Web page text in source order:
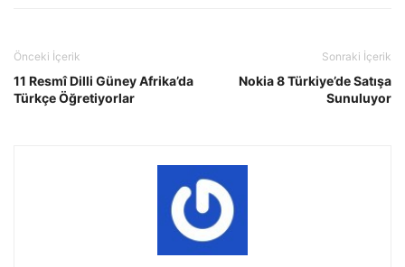
Önceki İçerik
11 Resmî Dilli Güney Afrika’da
Türkçe Öğretiyorlar
Sonraki İçerik
Nokia 8 Türkiye’de Satışa
Sunuluyor